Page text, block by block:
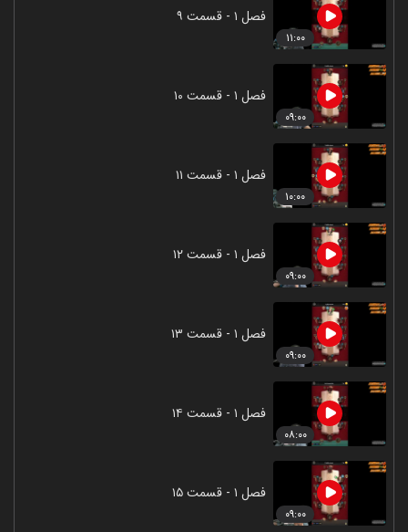
۱۱:۰۰
فصل ۱ - قسمت ۹
۰۹:۰۰
فصل ۱ - قسمت ۱۰
۱۰:۰۰
فصل ۱ - قسمت ۱۱
۰۹:۰۰
فصل ۱ - قسمت ۱۲
۰۹:۰۰
فصل ۱ - قسمت ۱۳
۰۸:۰۰
فصل ۱ - قسمت ۱۴
۰۹:۰۰
فصل ۱ - قسمت ۱۵